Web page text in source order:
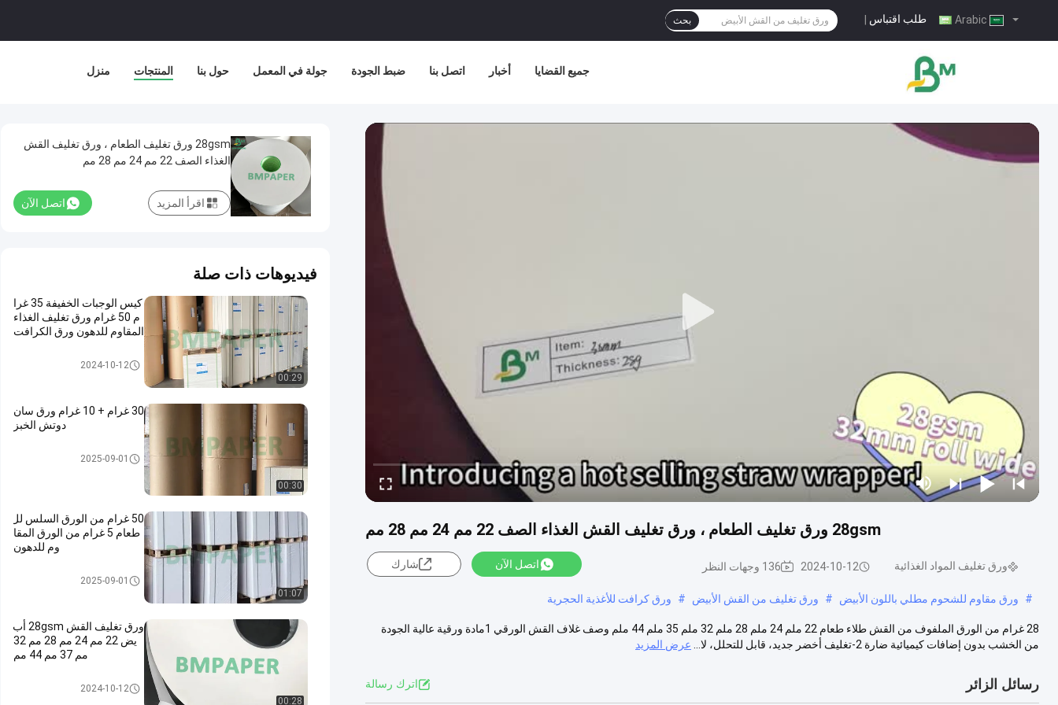
طلب اقتباس بحث
منزل المنتجات حول بنا جولة في المعمل ضبط الجودة اتصل بنا أخبار جميع القضايا
28gsm ورق تغليف الطعام ، ورق تغليف القش الغذاء الصف 22 مم 24 مم 28 مم
ورق تغليف المواد الغذائية 2024-10-12 136 وجهات النظر اتصل الآن شارك
# ورق مقاوم للشحوم مطلي باللون الأبيض # ورق تغليف من القش الأبيض # ورق كرافت للأغذية الحجرية
28 غرام من الورق الملفوف من القش طلاء طعام 22 ملم 24 ملم 28 ملم 32 ملم 35 ملم 44 ملم وصف غلاف القش الورقي 1مادة ورقية عالية الجودة
من الخشب بدون إضافات كيميائية ضارة 2-تغليف أخضر جديد، قابل للتحلل، لا...
عرض المزيد
رسائل الزائر اترك رسالة
28gsm ورق تغليف الطعام ، ورق تغليف القش
الغذاء الصف 22 مم 24 مم 28 مم
اتصل الآن اقرأ المزيد
فيديوهات ذات صلة
00:29
كيس الوجبات الخفيفة 35 غرا
م 50 غرام ورق تغليف الغذاء
المقاوم للدهون ورق الكرافت
ورق تغليف المواد الغذائية
2024-10-12
00:30
30 غرام + 10 غرام ورق سان
دوتش الخبز
ورق تغليف المواد الغذائية
2025-09-01
01:07
50 غرام من الورق السلس لل
طعام 5 غرام من الورق المقا
وم للدهون
ورق تغليف المواد الغذائية
2025-09-01
00:28
ورق تغليف القش 28gsm أب
يض 22 مم 24 مم 28 مم 32
مم 37 مم 44 مم
ورق تغليف المواد الغذائية
2024-10-12